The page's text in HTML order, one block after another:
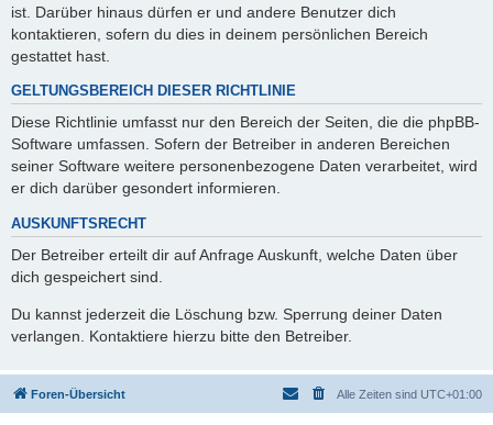
ist. Darüber hinaus dürfen er und andere Benutzer dich
kontaktieren, sofern du dies in deinem persönlichen Bereich
gestattet hast.
GELTUNGSBEREICH DIESER RICHTLINIE
Diese Richtlinie umfasst nur den Bereich der Seiten, die die phpBB-
Software umfassen. Sofern der Betreiber in anderen Bereichen
seiner Software weitere personenbezogene Daten verarbeitet, wird
er dich darüber gesondert informieren.
AUSKUNFTSRECHT
Der Betreiber erteilt dir auf Anfrage Auskunft, welche Daten über
dich gespeichert sind.
Du kannst jederzeit die Löschung bzw. Sperrung deiner Daten
verlangen. Kontaktiere hierzu bitte den Betreiber.
Foren-Übersicht Alle Zeiten sind UTC+01:00